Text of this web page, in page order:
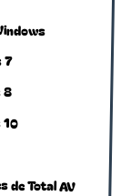
7
8
de Total AV